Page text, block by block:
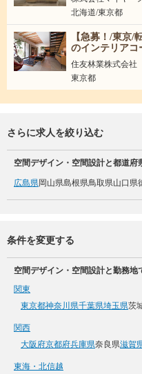
北海道/東京都
【急募！/東京/
のインテリアコ
住友林業株式会社
東京都
さらに求人を絞り込む
空間デザイン・空間設計と都道府
広島県岡山県島根県鳥取県山口県
条件を変更する
空間デザイン・空間設計と勤務地
関東
東京都神奈川県千葉県埼玉県茨
関西
大阪府京都府兵庫県奈良県滋賀
東海・北信越